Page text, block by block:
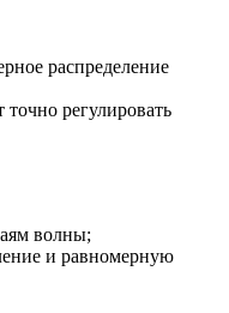
распределение
точно регулировать
волны;
и равномерную